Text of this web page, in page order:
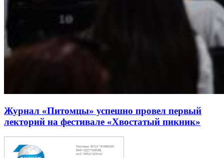
Журнал «Питомцы» успешно провел первый
лекторий на фестивале «Хвостатый пикник»